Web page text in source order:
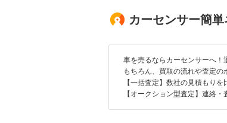
カーセンサー簡
車を売るならカーセンサーへ！
もちろん、買取の流れや査定
【一括査定】数社の見積もり
【オークション型査定】連絡